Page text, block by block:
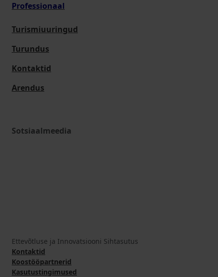
Professionaal
Turismiuuringud
Turundus
Kontaktid
Arendus
Sotsiaalmeedia
Ettevõtluse ja Innovatsiooni Sihtasutus
Kontaktid
Koostööpartnerid
Kasutustingimused